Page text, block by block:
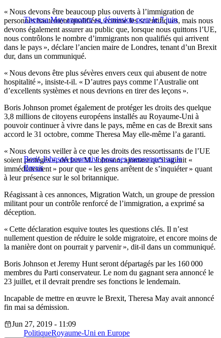
Theresa May annonce sa démission pour le 7 juin
« Nous devons être beaucoup plus ouverts à l’immigration de
personnes hautement qualifiées, comme les scientifiques, mais nous
devons également assurer au public que, lorsque nous quittons l’UE,
nous contrôlons le nombre d’immigrants non qualifiés qui arrivent
dans le pays », déclare l’ancien maire de Londres, tenant d’un Brexit
dur, dans un communiqué.
« Nous devons être plus sévères envers ceux qui abusent de notre
hospitalité », insiste-t-il. « D’autres pays comme l’Australie ont
d’excellents systèmes et nous devrions en tirer des leçons ».
Boris Johnson promet également de protéger les droits des quelque
3,8 millions de citoyens européens installés au Royaume-Uni à
pouvoir continuer à vivre dans le pays, même en cas de Brexit sans
accord le 31 octobre, comme Theresa May elle-même l’a garanti.
Boris Johnson poursuivi pour ses mensonges sur le
Brexit
« Nous devons veiller à ce que les droits des ressortissants de l’UE
soient protégés », déclare M. Johnson, ajoutant qu’il agirait «
immédiatement » pour que « les gens arrêtent de s’inquiéter » quant
à leur présence sur le sol britannique.
Réagissant à ces annonces, Migration Watch, un groupe de pression
militant pour un contrôle renforcé de l’immigration, a exprimé sa
déception.
« Cette déclaration esquive toutes les questions clés. Il n’est
nullement question de réduire le solde migratoire, et encore moins de
la manière dont on pourrait y parvenir », dit-il dans un communiqué.
Boris Johnson et Jeremy Hunt seront départagés par les 160 000
membres du Parti conservateur. Le nom du gagnant sera annoncé le
23 juillet, et il devrait prendre ses fonctions le lendemain.
Incapable de mettre en œuvre le Brexit, Theresa May avait annoncé
fin mai sa démission.
Jun 27, 2019 - 11:09
PolitiqueRoyaume-Uni en Europe